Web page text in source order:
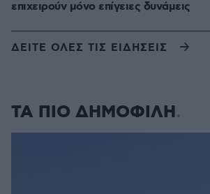
επιχειρούν μόνο επίγειες δυνάμεις
ΔΕΙΤΕ ΟΛΕΣ ΤΙΣ ΕΙΔΗΣΕΙΣ
ΤΑ ΠΙΟ ΔΗΜΟΦΙΛΗ